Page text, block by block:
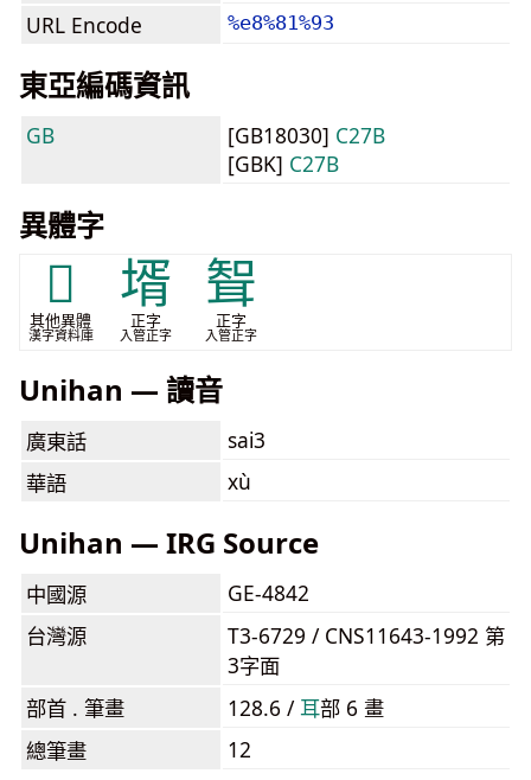
URL Encode %e8%81%93
東亞編碼資訊
GB [GB18030] C27B
[GBK] C27B
異體字
𦕓
其他異體
漢字資料庫
壻
正字
入管正字
聟
正字
入管正字
Unihan — 讀音
廣東話
sai3
華語
xù
Unihan — IRG Source
中國源
GE-4842
台灣源
T3-6729 / CNS11643-1992 第
3字面
部首 . 筆畫
128.6 /⽿部 6 畫
總筆畫
12